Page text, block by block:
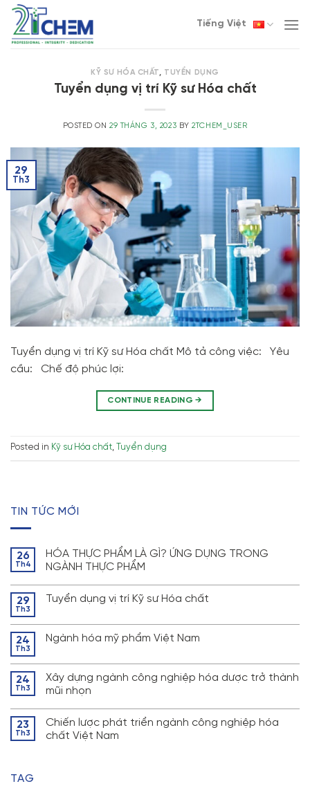
Skip
content
Tiếng Việt
KỸ SƯ HÓA CHẤT, TUYỂN DỤNG
Tuyển dụng vị trí Kỹ sư Hóa chất
POSTED ON29 THÁNG 3, 2023 BY2TCHEM_USER
29
Th3
Tuyển dụng vị trí Kỹ sư Hóa chất Mô tả công việc: Yêu
cầu: Chế độ phúc lợi:
CONTINUE READING→
Posted in Kỹ sư Hóa chất, Tuyển dụng
TIN TỨC MỚI
26
Th4
HÓA THỰC PHẨM LÀ GÌ? ỨNG DỤNG TRONG
NGÀNH THỰC PHẨM
29
Th3
Tuyển dụng vị trí Kỹ sư Hóa chất
24
Th3
Ngành hóa mỹ phẩm Việt Nam
24
Th3
Xây dựng ngành công nghiệp hóa dược trở thành
mũi nhọn
23
Th3
Chiến lược phát triển ngành công nghiệp hóa
chất Việt Nam
TAG